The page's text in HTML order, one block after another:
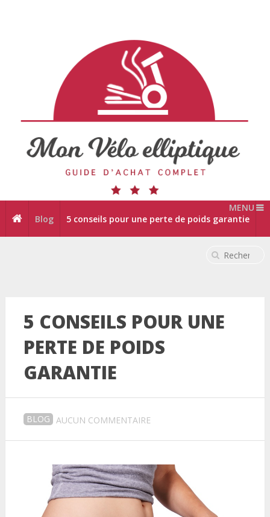
MENU
Blog
5 conseils pour une perte de poids garantie
5 CONSEILS POUR UNE
PERTE DE POIDS
GARANTIE
BLOG AUCUN COMMENTAIRE